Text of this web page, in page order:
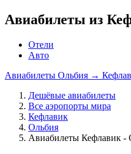
Авиабилеты из
Отели
Авто
Авиабилеты Ольбия →
Дешёвые авиабилеты
Все аэропорты мира
Кефлавик
Ольбия
Авиабилеты Кефлавик -